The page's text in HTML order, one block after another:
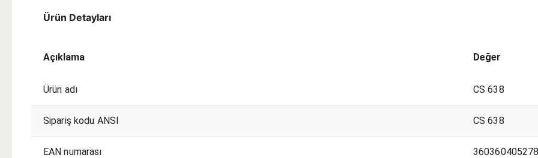
Ürün Detayları
Açıklama Değer
Ürün adı CS 638
Sipariş kodu ANSI CS 638
EAN numarası